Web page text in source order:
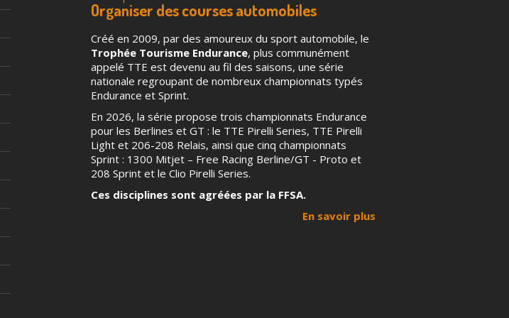
Organiser des courses automobiles
Créé en 2009, par des amoureux du sport automobile, le
Trophée Tourisme Endurance, plus communément
appelé TTE est devenu au fil des saisons, une série
nationale regroupant de nombreux championnats typés
Endurance et Sprint.
En 2026, la série propose trois championnats Endurance
pour les Berlines et GT : le TTE Pirelli Series, TTE Pirelli
Light et 206-208 Relais, ainsi que cinq championnats
Sprint : 1300 Mitjet – Free Racing Berline/GT - Proto et
208 Sprint et le Clio Pirelli Series.
Ces disciplines sont agréées par la FFSA.
En savoir plus